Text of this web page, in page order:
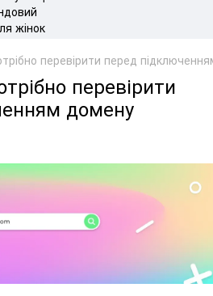
перевірити перед
перевірити
домену